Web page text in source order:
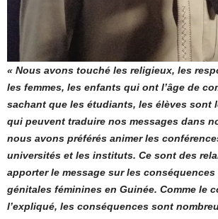
« Nous avons touché les religieux, les
les femmes, les enfants qui ont l’âge de
sachant que les étudiants, les élèves sont
qui peuvent traduire nos messages dans
nous avons préférés animer les
universités et les instituts. Ce sont des
apporter le message sur les
génitales féminines en Guinée. Comme le
l’expliqué, les conséquences sont